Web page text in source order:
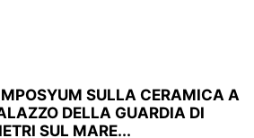
SULLA CERAMICA A
DELLA GUARDIA DI
SUL MARE...